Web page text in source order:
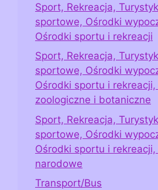
Sport, Rekreacja,
sportowe, Ośrodki
Ośrodki sportu i rekreacji
Sport, Rekreacja,
sportowe, Ośrodki
Ośrodki sportu i
zoologiczne i botaniczne
Sport, Rekreacja,
sportowe, Ośrodki
Ośrodki sportu i rekreacji,
narodowe
Transport/Bus